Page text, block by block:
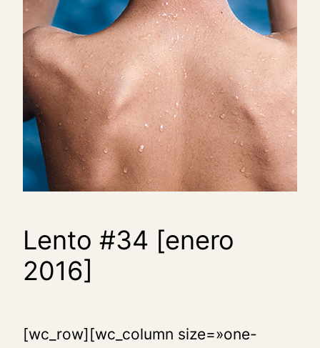
Lento #34 [enero
2016]
[wc_row][wc_column size=»one-